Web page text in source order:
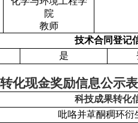
院
教师
技术合同登记
是
化现金奖励信息公示表
科技成果转化
吡咯并䓬酮稠环衍